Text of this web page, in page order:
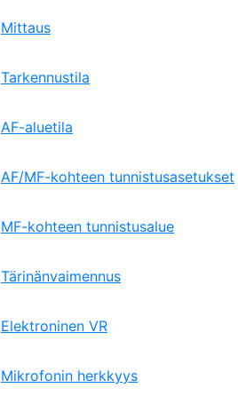
Mittaus
Tarkennustila
AF-aluetila
AF/MF-kohteen tunnistusasetukset
MF-kohteen tunnistusalue
Tärinänvaimennus
Elektroninen VR
Mikrofonin herkkyys